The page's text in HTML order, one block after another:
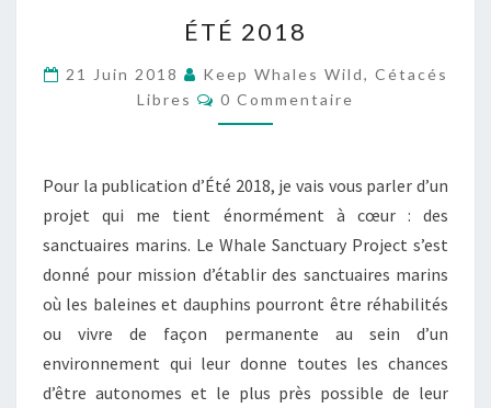
2018
ÉTÉ 2018
21 Juin 2018
Keep Whales Wild, Cétacés
Libres
Commentaires
0 Commentaire
Pour la publication d’Été 2018, je vais vous parler d’un
projet qui me tient énormément à cœur : des
sanctuaires marins. Le Whale Sanctuary Project s’est
donné pour mission d’établir des sanctuaires marins
où les baleines et dauphins pourront être réhabilités
ou vivre de façon permanente au sein d’un
environnement qui leur donne toutes les chances
d’être autonomes et le plus près possible de leur